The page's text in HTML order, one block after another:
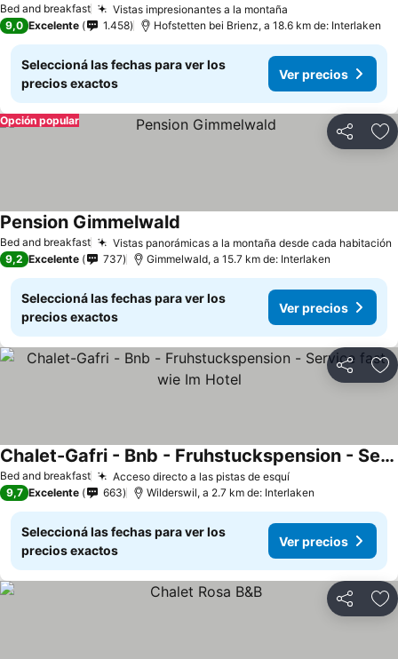
Bed and breakfast Vistas impresionantes a la montaña
9,0 Excelente 1.458 Hofstetten bei Brienz, a 18.6 km de: Interlaken
Seleccioná las fechas para ver los
precios exactos
Ver precios
Compartir
Opción popular
Bed and breakfast Vistas panorámicas a la montaña desde cada habitación
Pension Gimmelwald
9,2 Excelente 737 Gimmelwald, a 15.7 km de: Interlaken
Seleccioná las fechas para ver los
precios exactos
Ver precios
Compartir
Bed and breakfast Acceso directo a las pistas de esquíVer precios
Chalet-Gafri - Bnb - Fruhstuckspension - Service fast wie Im Hotel
Ver precios
9,7 Excelente 663 Wilderswil, a 2.7 km de: Interlaken
Seleccioná las fechas para ver los
precios exactos
Ver precios
Compartir